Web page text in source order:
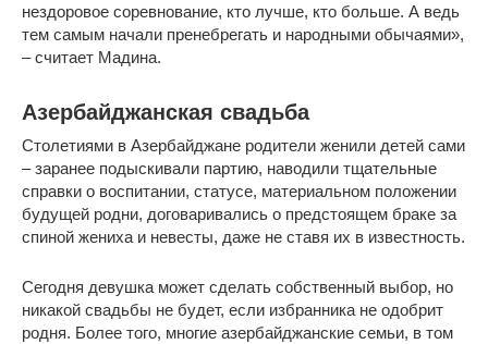
нездоровое соревнование, кто лучше, кто больше. А ведь
тем самым начали пренебрегать и народными обычаями»,
– считает Мадина.
Азербайджанская свадьба
Столетиями в Азербайджане родители женили детей сами
– заранее подыскивали партию, наводили тщательные
справки о воспитании, статусе, материальном положении
будущей родни, договаривались о предстоящем браке за
спиной жениха и невесты, даже не ставя их в известность.
Сегодня девушка может сделать собственный выбор, но
никакой свадьбы не будет, если избранника не одобрит
родня. Более того, многие азербайджанские семьи, в том